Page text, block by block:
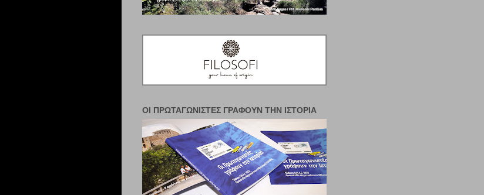
ΟΙ ΠΡΩΤΑΓΩΝΙΣΤΈΣ ΓΡΆΦΟΥΝ ΤΗΝ ΙΣΤΟΡΊΑ